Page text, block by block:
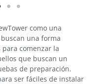
como una
una forma
comenzar la
que buscan un
de preparación.
ser fáciles de instalar